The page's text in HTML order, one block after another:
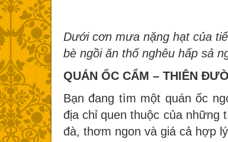
Dưới cơn mưa nặng hạt của
bè ngồi ăn thố nghêu hấp sả
QUÁN ỐC CẨM – THIÊN
Bạn đang tìm một quán ốc
địa chỉ quen thuộc của những
đà, thơm ngon và giá cả hợp